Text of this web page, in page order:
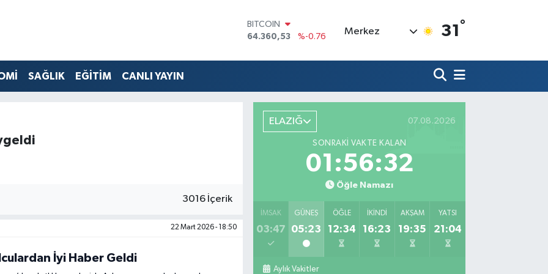
64.360,53
DOLAR
STERLİN
64,1897
%0.02
GRAM ALTIN
Merkez 31 °
SAĞLIK EĞİTİM CANLI YAYIN
3016 İçerik
22 Mart 2026 - 18:50
İyi Haber Geldi
ELAZIĞ 07.08.2026
SONRAKI VAKTE KALAN
01:56:31
Öğle Namazı
İMSAK
03:47
GÜNEŞ
05:23
ÖĞLE
12:34
İKINDI
16:23
AKŞAM
19:35
YATSI
21:04
Aylık Vakitler